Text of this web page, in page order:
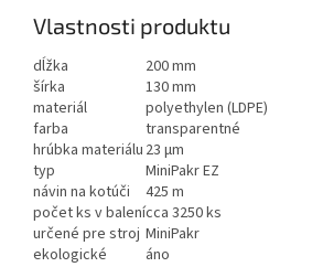
Vlastnosti produktu
dĺžka
200 mm
šírka
130 mm
materiál
polyethylen (LDPE)
farba
transparentné
hrúbka materiálu 23 µm
typ
MiniPakr EZ
návin na kotúči
425 m
počet ks v balenícca 3250 ks
určené pre stroj MiniPakr
ekologické
áno